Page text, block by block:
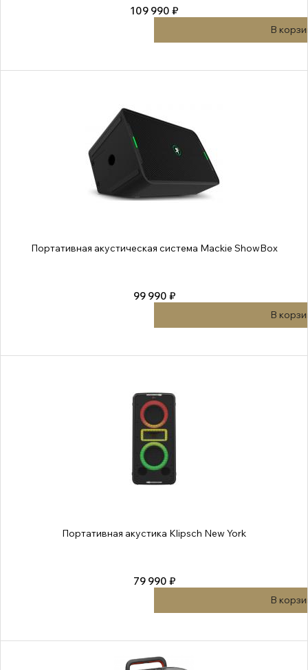
109 990 ₽
В
Портативная акустическая система Mackie ShowBox
99 990 ₽
В
Портативная акустика Klipsch New York
79 990 ₽
В